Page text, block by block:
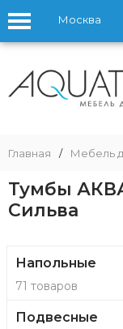
Москва
Главная / Мебель
Тумбы
Сильва
Напольные
71 товаров
Подвесные